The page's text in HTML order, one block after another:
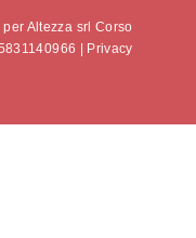
Altezza srl Corso
|
Privacy